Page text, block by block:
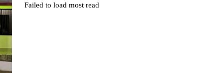
Failed to load most read